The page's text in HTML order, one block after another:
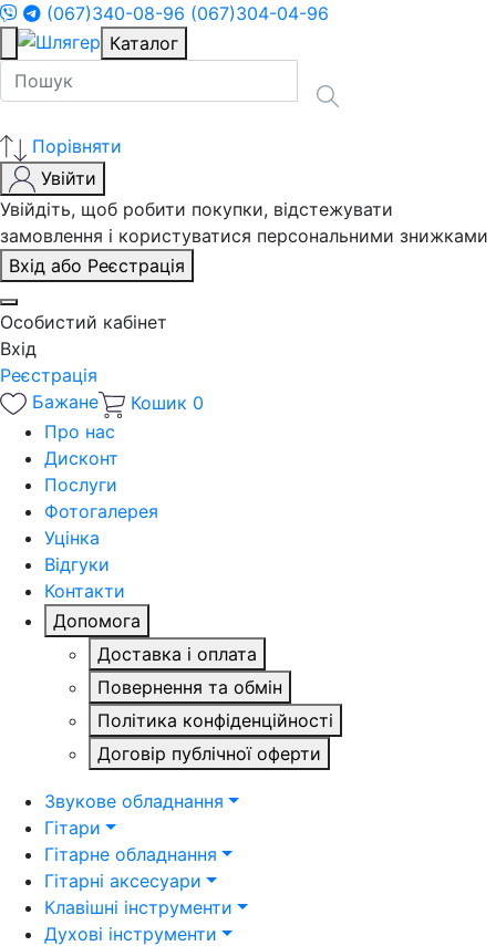
(067)340-08-96 (067)304-04-96
Каталог
Порівняти
Увійти
Увійдіть, щоб робити покупки, відстежувати
замовлення і користуватися персональними знижками
Вхід або Реєстрація
Особистий кабінет
Вхід
Реєстрація
Бажане
Кошик 0
Про нас
Дисконт
Послуги
Фотогалерея
Уцінка
Відгуки
Контакти
Допомога
Доставка і оплата
Повернення та обмін
Політика конфіденційності
Договір публічної оферти
Звукове обладнання
Гітари
Гітарне обладнання
Гітарні аксесуари
Клавішні інструменти
Духові інструменти